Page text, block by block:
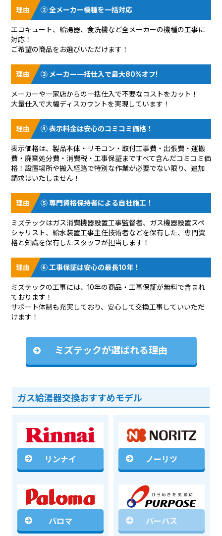
② 全メーカー機種を一括対応
エコキュート、給湯器、食洗機など全メーカーの機種の工事に
対応！
ご希望の商品をお選びいただけます！
③ メーカー一括仕入で最大80%オフ!
メーカーや一家店からの一括仕入で不要なコストをカット！
大量仕入で大幅ディスカウントを実現しています！
④ 表示料金は安心のコミコミ価格！
表示価格は、製品本体・リモコン・取付工事費・出張費・運搬
費・廃棄処分費・消費税・工事保証まですべて含んだコミコミ価
格！設置場所や搬入経路で特別な作業が必要でない限り、追加
請求はいたしません！
⑤ 専門資格保持者による自社施工！
ミズテックはガス消費機器設置工事監督者、ガス機器設置スペ
シャリスト、給水装置工事主任技術者などを保有した、専門資
格と知識を保有したスタッフが担当します！
⑥ 工事保証は安心の最長10年！
ミズテックの工事には、10年の商品・工事保証が無料で含まれ
ております！
サポート体制も充実しており、安心して交換工事していいただ
けます！
ミズテックが選ばれる理由
ガス給湯器交換おすすめモデル
リンナイ ノーリツ
パロマ パーパス